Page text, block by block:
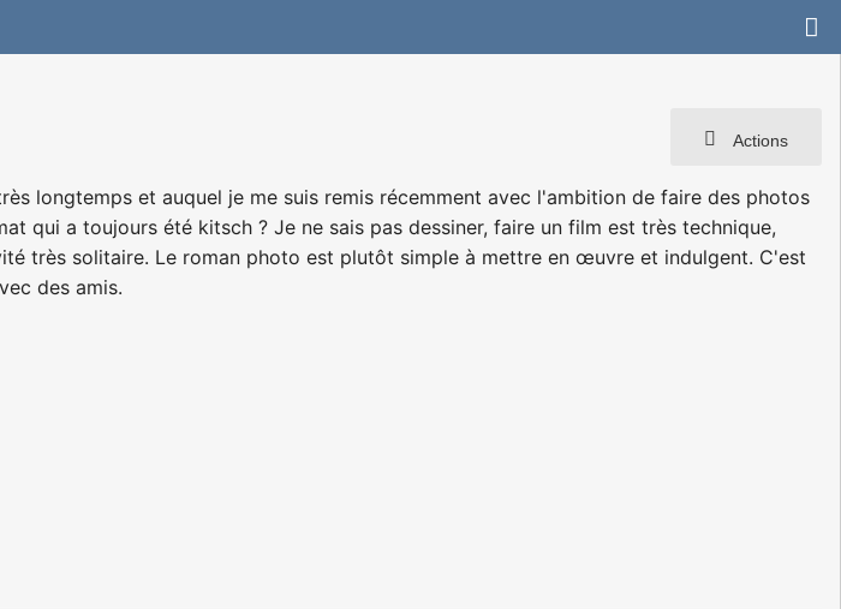
Actions
longtemps et auquel je me suis remis récemment avec l'ambition de faire des photos
qui a toujours été kitsch ? Je ne sais pas dessiner, faire un film est très technique,
très solitaire. Le roman photo est plutôt simple à mettre en œuvre et indulgent. C'est
des amis.